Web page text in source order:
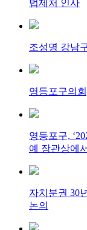
법제처 인사
조성명 강남
영등포구의
영등포구,
예 장관상에
자치분권 30
논의